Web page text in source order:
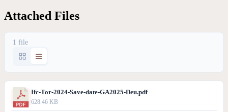
Attached Files
1 file
Ifc-Tor-2024-Save-date-GA2025-Deu.pdf
628.46 KB